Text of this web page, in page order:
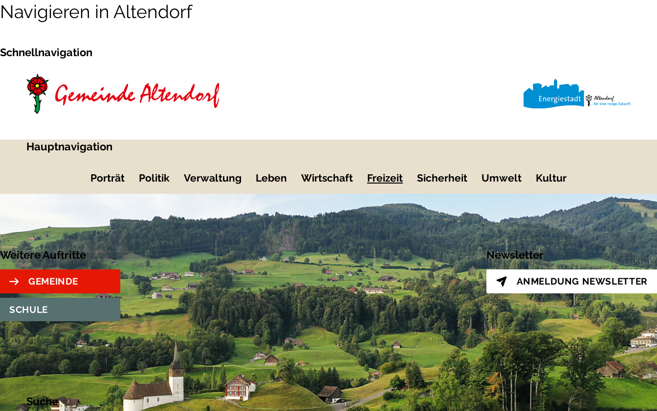
Navigieren in Altendorf
Schnellnavigation
Hauptnavigation
Porträt Politik Verwaltung Leben Wirtschaft Freizeit Sicherheit Umwelt Kultur
Weitere Auftritte
GEMEINDE
SCHULE
Newsletter
ANMELDUNG NEWSLETTER
Suche